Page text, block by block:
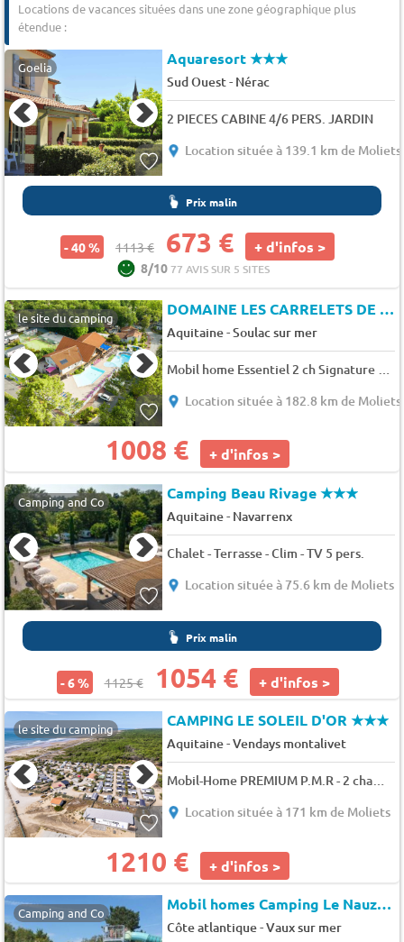
Locations de vacances situées dans une zone géographique plus
étendue :
Goelia Aquaresort★★★
Sud Ouest- Nérac
2 PIECES CABINE 4/6 PERS. JARDIN
Location située à 139.1 km de Moliets
Prix malin
- 40 % 1113 € 673 € + d'infos >
8/1077 AVIS SUR 5 SITES
le site du camping DOMAINE LES CARRELETS DE SOULAC
Aquitaine-Soulac sur mer
Mobil home Essentiel 2 ch Signature sans clim 6 pers.
Location située à 182.8 km de Moliets
1008 € + d'infos >
Camping and Co Camping Beau Rivage★★★
Aquitaine- Navarrenx
Chalet - Terrasse - Clim - TV 5 pers.
Location située à 75.6 km de Moliets
Prix malin
- 6 % 1125 € 1054 € + d'infos >
le site du camping CAMPING LE SOLEIL D'OR★★★
Aquitaine-Vendays montalivet
Mobil-Home PREMIUM P.M.R - 2 chambres 4 pers.
Location située à 171 km de Moliets
1210 € + d'infos >
Camping and Co Mobil homes Camping Le Nauzan Plage
Côte atlantique-Vaux sur mer